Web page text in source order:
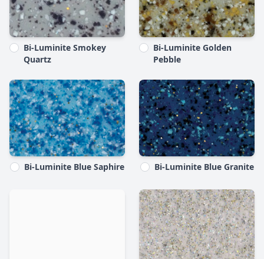
Bi-Luminite Smokey
Quartz
Bi-Luminite Golden
Pebble
Bi-Luminite Blue Saphire Bi-Luminite Blue Granite